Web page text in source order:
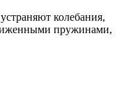
колебания,
пружинами,